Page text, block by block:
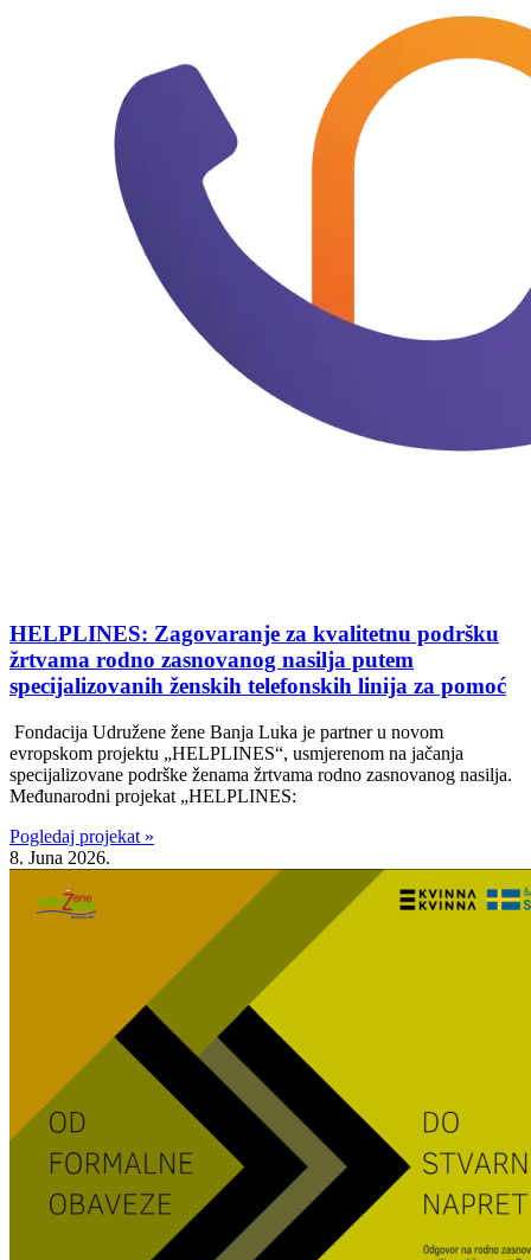
HELPLINES: Zagovaranje za kvalitetnu podršku
žrtvama rodno zasnovanog nasilja putem
specijalizovanih ženskih telefonskih linija za pomoć
Fondacija Udružene žene Banja Luka je partner u novom
evropskom projektu „HELPLINES“, usmjerenom na jačanja
specijalizovane podrške ženama žrtvama rodno zasnovanog nasilja.
Međunarodni projekat „HELPLINES:
Pogledaj projekat »
8. Juna 2026.